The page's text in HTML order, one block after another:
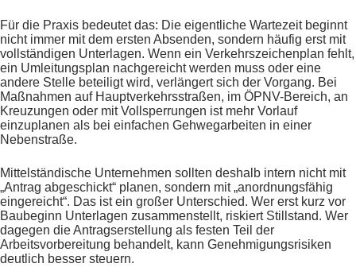
Für die Praxis bedeutet das: Die eigentliche Wartezeit beginnt
nicht immer mit dem ersten Absenden, sondern häufig erst mit
vollständigen Unterlagen. Wenn ein Verkehrszeichenplan fehlt,
ein Umleitungsplan nachgereicht werden muss oder eine
andere Stelle beteiligt wird, verlängert sich der Vorgang. Bei
Maßnahmen auf Hauptverkehrsstraßen, im ÖPNV-Bereich, an
Kreuzungen oder mit Vollsperrungen ist mehr Vorlauf
einzuplanen als bei einfachen Gehwegarbeiten in einer
Nebenstraße.
Mittelständische Unternehmen sollten deshalb intern nicht mit
„Antrag abgeschickt“ planen, sondern mit „anordnungsfähig
eingereicht“. Das ist ein großer Unterschied. Wer erst kurz vor
Baubeginn Unterlagen zusammenstellt, riskiert Stillstand. Wer
dagegen die Antragserstellung als festen Teil der
Arbeitsvorbereitung behandelt, kann Genehmigungsrisiken
deutlich besser steuern.